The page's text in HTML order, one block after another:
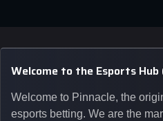
Welcome to the Esports Hub
Welcome to Pinnacle, the
esports betting. We are the